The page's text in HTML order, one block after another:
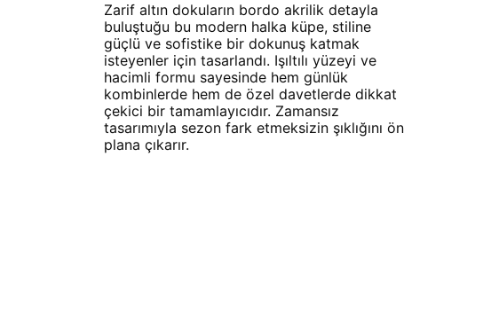
Zarif altın dokuların bordo akrilik detayla
buluştuğu bu modern halka küpe, stiline
güçlü ve sofistike bir dokunuş katmak
isteyenler için tasarlandı. Işıltılı yüzeyi ve
hacimli formu sayesinde hem günlük
kombinlerde hem de özel davetlerde dikkat
çekici bir tamamlayıcıdır. Zamansız
tasarımıyla sezon fark etmeksizin şıklığını ön
plana çıkarır.